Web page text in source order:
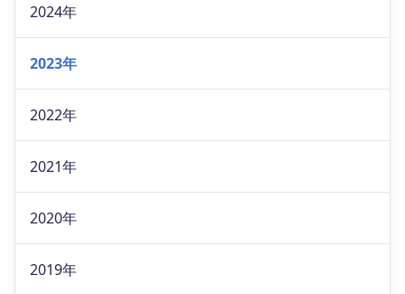
2024年
2023年
2022年
2021年
2020年
2019年